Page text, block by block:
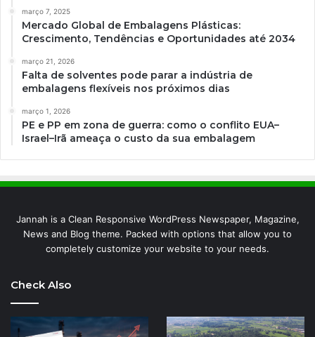
março 7, 2025
Mercado Global de Embalagens Plásticas:
Crescimento, Tendências e Oportunidades até 2034
março 21, 2026
Falta de solventes pode parar a indústria de
embalagens flexíveis nos próximos dias
março 1, 2026
PE e PP em zona de guerra: como o conflito EUA–
Israel–Irã ameaça o custo da sua embalagem
Jannah is a Clean Responsive WordPress Newspaper, Magazine,
News and Blog theme. Packed with options that allow you to
completely customize your website to your needs.
Check Also